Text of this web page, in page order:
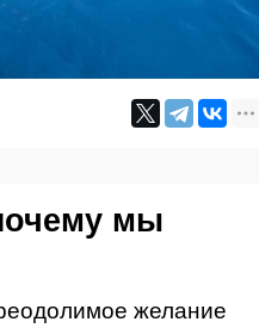
мы
желание